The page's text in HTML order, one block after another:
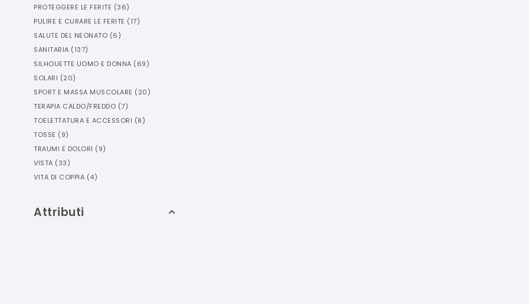
PROTEGGERE LE FERITE (36)
PULIRE E CURARE LE FERITE (17)
SALUTE DEL NEONATO (6)
SANITARIA (137)
SILHOUETTE UOMO E DONNA (69)
SOLARI (20)
SPORT E MASSA MUSCOLARE (20)
TERAPIA CALDO/FREDDO (7)
TOELETTATURA E ACCESSORI (8)
TOSSE (9)
TRAUMI E DOLORI (9)
VISTA (33)
VITA DI COPPIA (4)
Attributi